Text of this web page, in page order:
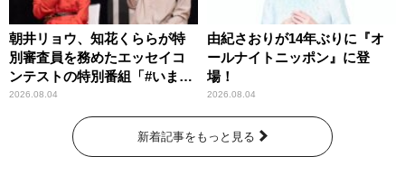
朝井リョウ、知花くららが特
別審査員を務めたエッセイコ
ンテストの特別番組「#いまあ
なたに伝えたいこと」
2026.08.04
由紀さおりが14年ぶりに『オ
ールナイトニッポン』に登
場！
2026.08.04
新着記事をもっと見る